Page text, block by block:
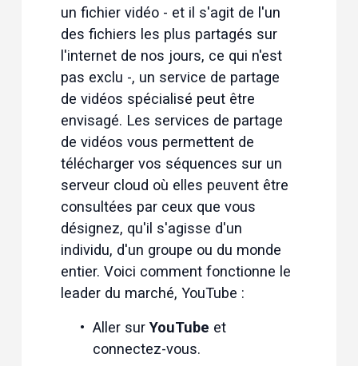
un fichier vidéo - et il s'agit de l'un
des fichiers les plus partagés sur
l'internet de nos jours, ce qui n'est
pas exclu -, un service de partage
de vidéos spécialisé peut être
envisagé. Les services de partage
de vidéos vous permettent de
télécharger vos séquences sur un
serveur cloud où elles peuvent être
consultées par ceux que vous
désignez, qu'il s'agisse d'un
individu, d'un groupe ou du monde
entier. Voici comment fonctionne le
leader du marché, YouTube :
Aller sur YouTube et
connectez-vous.